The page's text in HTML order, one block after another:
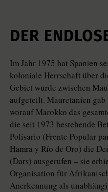
DER
Im Jahr 1975 hat Spanien
koloniale Herrschaft über
Gebiet wurde zwischen
aufgeteilt. Mauretanien
worauf Marokko das
die seit 1973 bestehende
Polisario (Frente Popular
Hamra y Río de Oro) die
(Dars) ausgerufen – sie
Organisation für
Anerkennung als